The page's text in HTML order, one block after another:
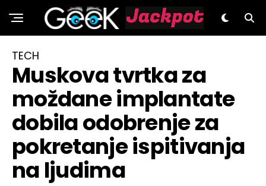
GeeK.hr
TECH
Muskova tvrtka za
moždane implantate
dobila odobrenje za
pokretanje ispitivanja
na ljudima